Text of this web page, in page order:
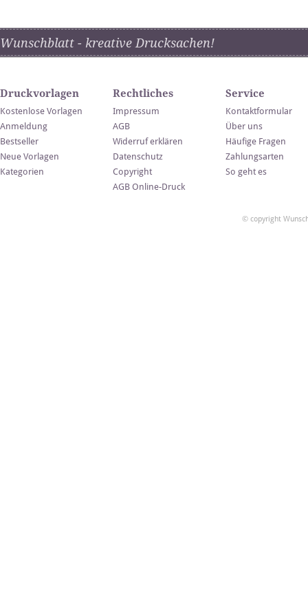
Wunschblatt - kreative Drucksachen!
Druckvorlagen
Kostenlose Vorlagen
Anmeldung
Bestseller
Neue Vorlagen
Kategorien
Rechtliches
Impressum
AGB
Widerruf erklären
Datenschutz
Copyright
AGB Online-Druck
Service
Kontaktformular
Über uns
Häufige Fragen
Zahlungsarten
So geht es
© copyright